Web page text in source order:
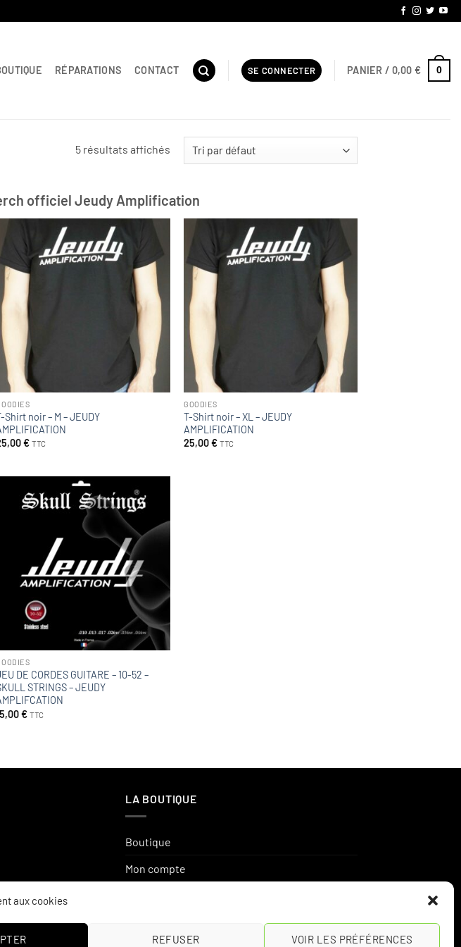
aux cookies
REFUSER VOIR LES PRÉFÉRENCES
RÉPARATIONS CONTACT SE CONNECTER PANIER / 0,00€ 0
5 résultats affichés
officiel Jeudy Amplification
à la
d’envies
Shirt noir – M – JEUDY
€ TTC
à la
d’envies
GOODIES
T-Shirt noir – XL – JEUDY
AMPLIFICATION
25,00€ TTC
Ajouter
liste
d’envies
DE CORDES GUITARE – 10-52 –
STRINGS – JEUDY
€ TTC
LA BOUTIQUE
Boutique
Mon compte